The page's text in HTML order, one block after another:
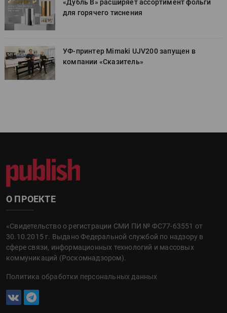
«Дубль В» расширяет ассортимент фольги
для горячего тиснения
УФ-принтер Mimaki UJV200 запущен в
компании «Сказитель»
О ПРОЕКТЕ
«Свидетельство о регистрации СМИ ПИ № ФС77-63551 от
30.10.2015 г. Выдано Федеральной службой по надзору в
сфере связи, информационных технологий и массовых
коммуникаций (Роскомнадзором).
Политика обработки персональных данных